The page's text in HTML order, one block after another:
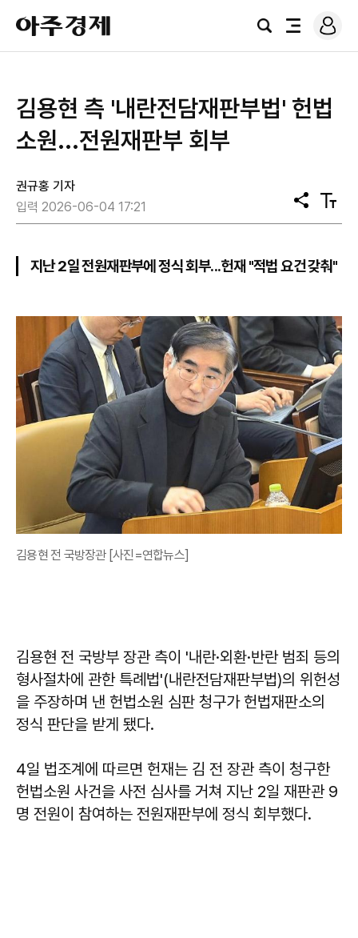
아
주
경
검
전
로
그
김용현 측 '내란전담재판부법' 헌법
소원...전원재판부 회부
권규홍 기자
입력 2026-06-04 17:21
공
유
텍
스
기
지난 2일 전원재판부에 정식 회부...헌재 "적법 요건 갖춰"
김용현 전 국방장관 [사진=연합뉴스]
김용현 전 국방부 장관 측이 '내란·외환·반란 범죄 등의
형사절차에 관한 특례법'(내란전담재판부법)의 위헌성
을 주장하며 낸 헌법소원 심판 청구가 헌법재판소의
정식 판단을 받게 됐다.
4일 법조계에 따르면 헌재는 김 전 장관 측이 청구한
헌법소원 사건을 사전 심사를 거쳐 지난 2일 재판관 9
명 전원이 참여하는 전원재판부에 정식 회부했다.